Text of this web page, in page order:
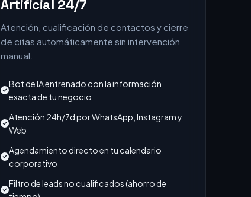
PACK IA & AUTOMATIZACIÓN
Agente de Inteligencia
Artificial 24/7
Atención, cualificación de contactos y cierre
de citas automáticamente sin intervención
manual.
Bot de IA entrenado con la información
exacta de tu negocio
Atención 24h/7d por WhatsApp, Instagram y
Web
Agendamiento directo en tu calendario